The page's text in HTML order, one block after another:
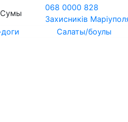
Сумы
068 0000 828
Захисників
Салаты/боулы